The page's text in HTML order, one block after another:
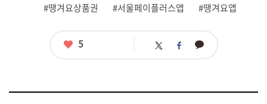
#땡겨요상품권
#서울페이플러스앱 #땡겨요앱
좋
5 트 페 카